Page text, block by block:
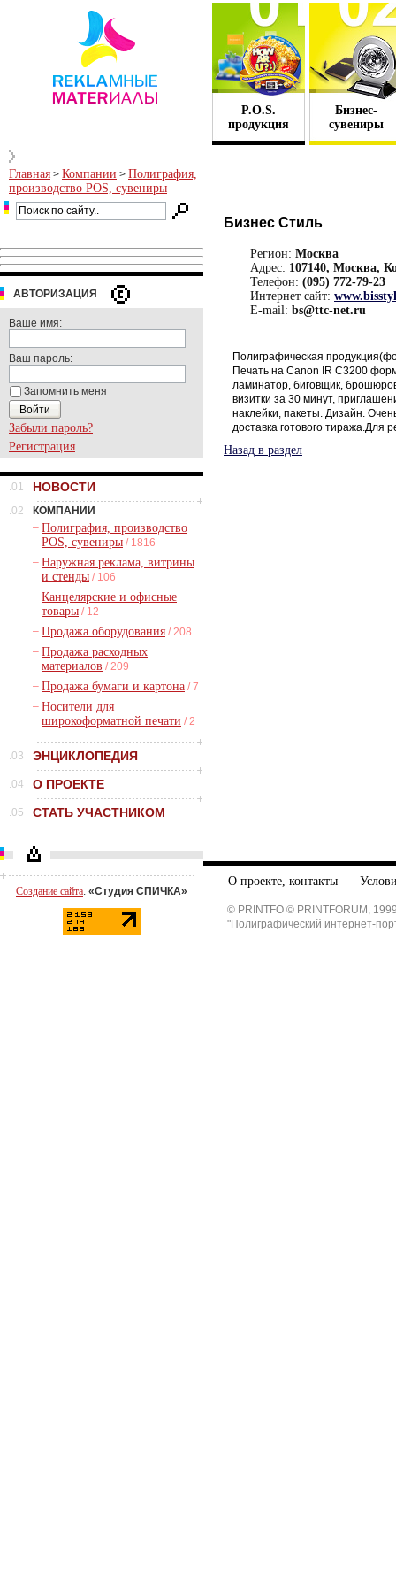
P.O.S.
продукция
Бизнес-
сувениры
Главная > Компании > Полиграфия,
производство POS, сувениры
АВТОРИЗАЦИЯ
Ваше имя:
Ваш пароль:
Запомнить меня
Забыли пароль?
Регистрация
.01 НОВОСТИ
.02
КОМПАНИИ
– Полиграфия, производство
POS, сувениры / 1816
– Наружная реклама, витрины
и стенды / 106
– Канцелярские и офисные
товары / 12
– Продажа оборудования / 208
– Продажа расходных
материалов / 209
– Продажа бумаги и картона / 7
– Носители для
широкоформатной печати / 2
.03 ЭНЦИКЛОПЕДИЯ
.04 О ПРОЕКТЕ
.05 СТАТЬ УЧАСТНИКОМ
Создание сайта: «Студия СПИЧКА»
Бизнес Стиль
Регион: Москва
Адрес: 107140, Москва,
Телефон: (095) 772-79-23
Интернет сайт:
E-mail: bs@ttc-net.ru
Полиграфическая
Печать на Canon IR C3200
ламинатор, биговщик,
визитки за 30 минут,
наклейки, пакеты. Дизайн.
доставка готового тиража.Для
Назад в раздел
О проекте, контакты
© PRINTFO © PRINTFORUM,
"Полиграфический интернет-